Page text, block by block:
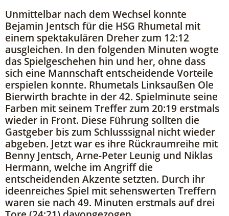
Unmittelbar nach dem Wechsel konnte
Bejamin Jentsch für die HSG Rhumetal mit
einem spektakulären Dreher zum 12:12
ausgleichen. In den folgenden Minuten wogte
das Spielgeschehen hin und her, ohne dass
sich eine Mannschaft entscheidende Vorteile
erspielen konnte. Rhumetals Linksaußen Ole
Bierwirth brachte in der 42. Spielminute seine
Farben mit seinem Treffer zum 20:19 erstmals
wieder in Front. Diese Führung sollten die
Gastgeber bis zum Schlusssignal nicht wieder
abgeben. Jetzt war es ihre Rückraumreihe mit
Benny Jentsch, Arne-Peter Leunig und Niklas
Hermann, welche im Angriff die
entscheidenden Akzente setzten. Durch ihr
ideenreiches Spiel mit sehenswerten Treffern
waren sie nach 49. Minuten erstmals auf drei